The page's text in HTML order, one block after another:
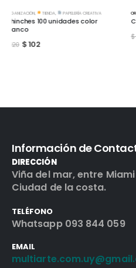
ORGANIZACIÓN, TIENDA, PAPELERÍA CREATIVA
Chinches 100 unidades color negro
Información de
DIRECCIÓN
Viña del mar, entre
Ciudad de la costa.
TELÉFONO
Whatsapp 093 844 059
EMAIL